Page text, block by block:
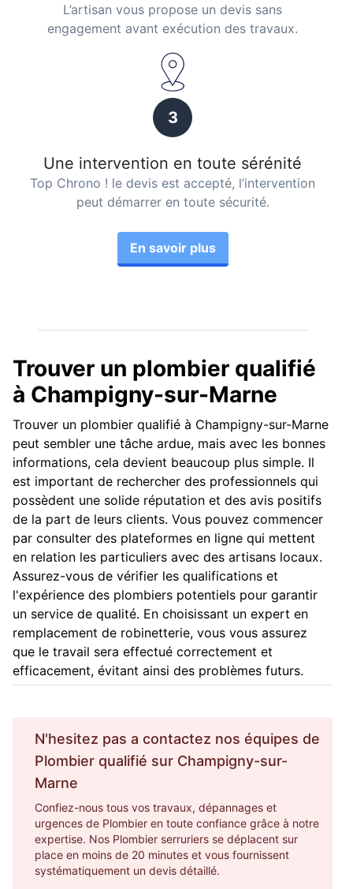
L’artisan vous propose un devis sans
engagement avant exécution des travaux.
3
Une intervention en toute sérénité
Top Chrono ! le devis est accepté, l’intervention
peut démarrer en toute sécurité.
En savoir plus
Trouver un plombier qualifié
à Champigny-sur-Marne
Trouver un plombier qualifié à Champigny-sur-Marne
peut sembler une tâche ardue, mais avec les bonnes
informations, cela devient beaucoup plus simple. Il
est important de rechercher des professionnels qui
possèdent une solide réputation et des avis positifs
de la part de leurs clients. Vous pouvez commencer
par consulter des plateformes en ligne qui mettent
en relation les particuliers avec des artisans locaux.
Assurez-vous de vérifier les qualifications et
l'expérience des plombiers potentiels pour garantir
un service de qualité. En choisissant un expert en
remplacement de robinetterie, vous vous assurez
que le travail sera effectué correctement et
efficacement, évitant ainsi des problèmes futurs.
N'hesitez pas a contactez nos équipes de
Plombier qualifié sur Champigny-sur-
Marne
Confiez-nous tous vos travaux, dépannages et
urgences de Plombier en toute confiance grâce à notre
expertise. Nos Plombier serruriers se déplacent sur
place en moins de 20 minutes et vous fournissent
systématiquement un devis détaillé.